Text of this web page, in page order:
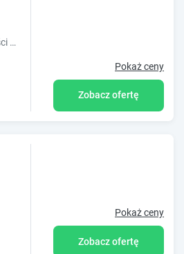
Obiekt Pokoje Gościnne Agusia oferuje zakwaterowanie w miejscowości Zakopane. Odległość ważnych miejsc od obiektu: Dworzec PKP Zakopane ? 3,7
Pokaż ceny
Zobacz ofertę
Pokaż ceny
Zobacz ofertę